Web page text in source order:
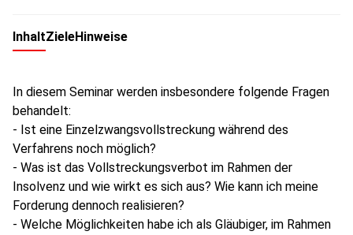
InhaltZieleHinweise
In diesem Seminar werden insbesondere folgende Fragen
behandelt:
- Ist eine Einzelzwangsvollstreckung während des
Verfahrens noch möglich?
- Was ist das Vollstreckungsverbot im Rahmen der
Insolvenz und wie wirkt es sich aus? Wie kann ich meine
Forderung dennoch realisieren?
- Welche Möglichkeiten habe ich als Gläubiger, im Rahmen